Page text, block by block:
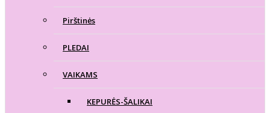
Pirštinės
PLEDAI
VAIKAMS
KEPURĖS-ŠALIKAI